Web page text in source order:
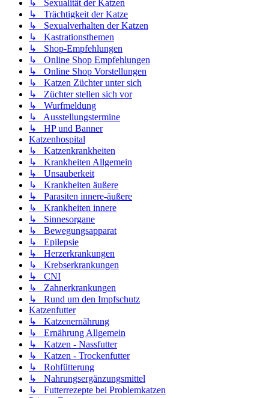
↳ Sexualität der Katzen
↳ Trächtigkeit der Katze
↳ Sexualverhalten der Katzen
↳ Kastrationsthemen
↳ Shop-Empfehlungen
↳ Online Shop Empfehlungen
↳ Online Shop Vorstellungen
↳ Katzen Züchter unter sich
↳ Züchter stellen sich vor
↳ Wurfmeldung
↳ Ausstellungstermine
↳ HP und Banner
Katzenhospital
↳ Katzenkrankheiten
↳ Krankheiten Allgemein
↳ Unsauberkeit
↳ Krankheiten äußere
↳ Parasiten innere-äußere
↳ Krankheiten innere
↳ Sinnesorgane
↳ Bewegungsapparat
↳ Epilepsie
↳ Herzerkrankungen
↳ Krebserkrankungen
↳ CNI
↳ Zahnerkrankungen
↳ Rund um den Impfschutz
Katzenfutter
↳ Katzenernährung
↳ Ernährung Allgemein
↳ Katzen - Nassfutter
↳ Katzen - Trockenfutter
↳ Rohfütterung
↳ Nahrungsergänzungsmittel
↳ Futterrezepte bei Problemkatzen